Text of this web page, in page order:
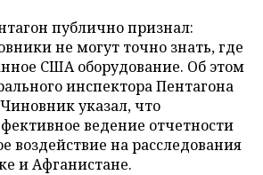
публично признал:
не могут точно знать, где
США оборудование. Об этом
инспектора Пентагона
указал, что
ведение отчетности
воздействие на расследования
и Афганистане.